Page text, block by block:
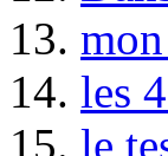
13.
14. les
15. le